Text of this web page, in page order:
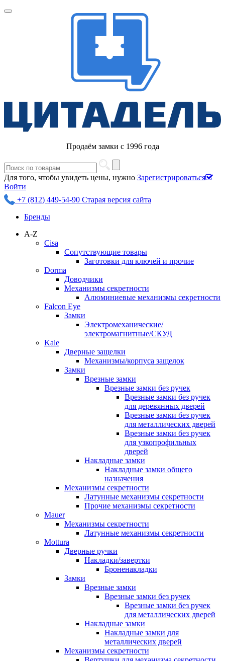
Продаём замки с 1996 года
Для того, чтобы увидеть цены, нужно Зарегистрироваться
Войти
+7 (812) 449-54-90 Старая версия сайта
Бренды
A-Z
Cisa
Сопутствующие товары
Заготовки для ключей и прочие
Dorma
Доводчики
Механизмы секретности
Алюминиевые механизмы секретности
Falcon Eye
Замки
Электромеханические/
электромагнитные/СКУД
Kale
Дверные защелки
Механизмы/корпуса защелок
Замки
Врезные замки
Врезные замки без ручек
Врезные замки без ручек
для деревянных дверей
Врезные замки без ручек
для металлических дверей
Врезные замки без ручек
для узкопрофильных
дверей
Накладные замки
Накладные замки общего
назначения
Механизмы секретности
Латунные механизмы секретности
Прочие механизмы секретности
Mauer
Механизмы секретности
Латунные механизмы секретности
Mottura
Дверные ручки
Накладки/завертки
Броненакладки
Замки
Врезные замки
Врезные замки без ручек
Врезные замки без ручек
для металлических дверей
Накладные замки
Накладные замки для
металлических дверей
Механизмы секретности